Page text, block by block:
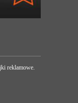
reklamowe.